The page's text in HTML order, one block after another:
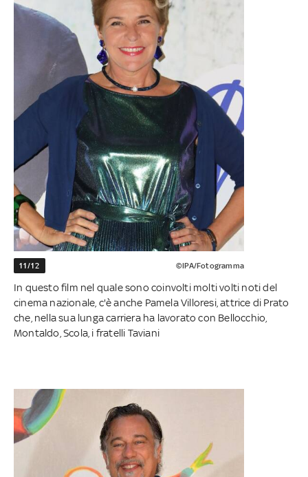
11/12 ©IPA/Fotogramma
In questo film nel quale sono coinvolti molti volti noti del
cinema nazionale, c'è anche Pamela Villoresi, attrice di Prato
che, nella sua lunga carriera ha lavorato con Bellocchio,
Montaldo, Scola, i fratelli Taviani